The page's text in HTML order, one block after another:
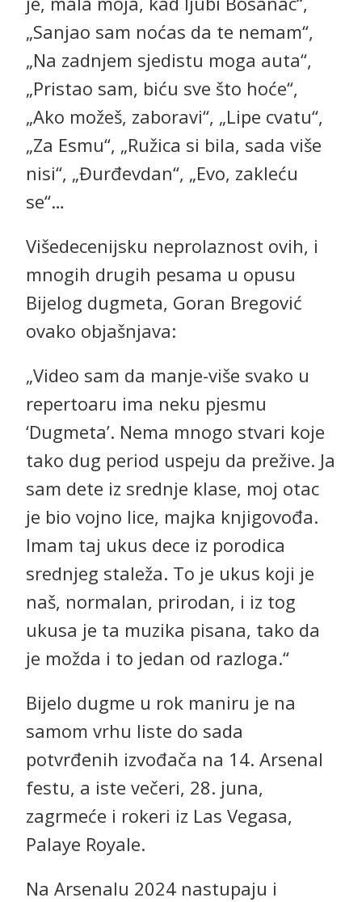
„Sanjao sam noćas da te nemam“,
„Na zadnjem sjedistu moga auta“,
„Pristao sam, biću sve što hoće“,
„Ako možeš, zaboravi“, „Lipe cvatu“,
„Za Esmu“, „Ružica si bila, sada više
nisi“, „Đurđevdan“, „Evo, zakleću
se“…
Višedecenijsku neprolaznost ovih, i
mnogih drugih pesama u opusu
Bijelog dugmeta, Goran Bregović
ovako objašnjava:
„Video sam da manje-više svako u
repertoaru ima neku pjesmu
‘Dugmeta’. Nema mnogo stvari koje
tako dug period uspeju da prežive. Ja
sam dete iz srednje klase, moj otac
je bio vojno lice, majka knjigovođa.
Imam taj ukus dece iz porodica
srednjeg staleža. To je ukus koji je
naš, normalan, prirodan, i iz tog
ukusa je ta muzika pisana, tako da
je možda i to jedan od razloga.“
Bijelo dugme u rok maniru je na
samom vrhu liste do sada
potvrđenih izvođača na 14. Arsenal
festu, a iste večeri, 28. juna,
zagrmeće i rokeri iz Las Vegasa,
Palaye Royale.
Na Arsenalu 2024 nastupaju i